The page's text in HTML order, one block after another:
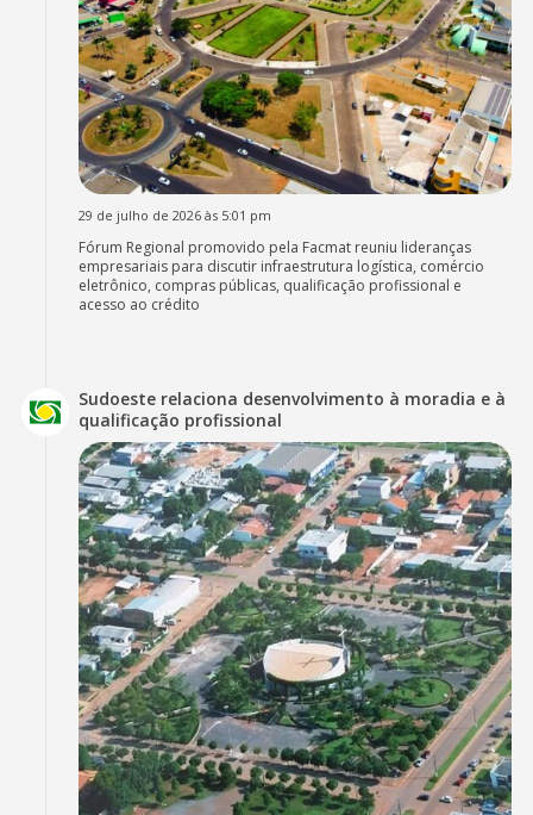
29 de julho de 2026 às 5:01 pm
Fórum Regional promovido pela Facmat reuniu lideranças
empresariais para discutir infraestrutura logística, comércio
eletrônico, compras públicas, qualificação profissional e
acesso ao crédito
Sudoeste relaciona desenvolvimento à moradia e à
qualificação profissional